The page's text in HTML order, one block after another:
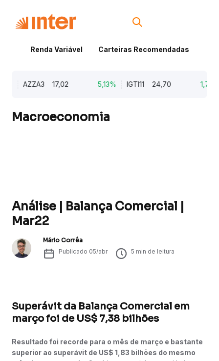
Renda Variável Carteiras Recomendadas
AZZA3 17,02 5,13% IGTI11 24,70 1,77%
Macroeconomia
Análise | Balança Comercial |
Mar22
Mário Corrêa
Publicado 05/abr 5 min de leitura
Superávit da Balança Comercial em
março foi de US$ 7,38 bilhões
Resultado foi recorde para o mês de março e bastante
superior ao superávit de US$ 1,83 bilhões do mesmo